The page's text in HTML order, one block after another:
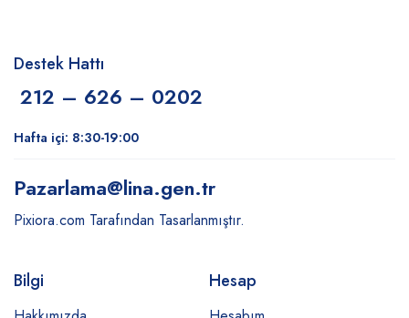
Destek Hattı
212 – 626 – 0202
Hafta içi: 8:30-19:00
Pazarlama@lina.gen.tr
Pixiora.com Tarafından Tasarlanmıştır.
Bilgi Hesap